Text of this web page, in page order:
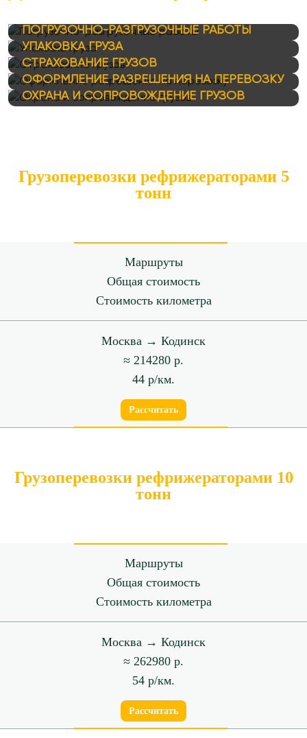
ПОГРУЗОЧНО-РАЗГРУЗОЧНЫЕ РАБОТЫ
УПАКОВКА ГРУЗА
СТРАХОВАНИЕ ГРУЗОВ
ОФОРМЛЕНИЕ РАЗРЕШЕНИЯ НА ПЕРЕВОЗКУ
ОХРАНА И СОПРОВОЖДЕНИЕ ГРУЗОВ
Грузоперевозки рефрижераторами 5
тонн
Маршруты
Общая стоимость
Стоимость километра
Москва → Кодинск
≈ 214280 р.
44 р/км.
Рассчитать
Грузоперевозки рефрижераторами 10
тонн
Маршруты
Общая стоимость
Стоимость километра
Москва → Кодинск
≈ 262980 р.
54 р/км.
Рассчитать